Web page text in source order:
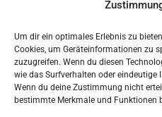
Um dir ein optimales Erlebnis zu
Cookies, um Geräteinformationen zu
zuzugreifen. Wenn du diesen
wie das Surfverhalten oder eindeutige
Wenn du deine Zustimmung nicht
bestimmte Merkmale und Funktionen
Individuelle Förderung
Information